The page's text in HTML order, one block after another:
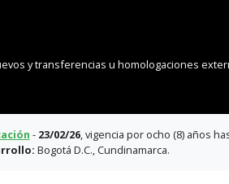
y transferencias u homologaciones
- 23/02/26, vigencia por ocho (8) años
Bogotá D.C., Cundinamarca.